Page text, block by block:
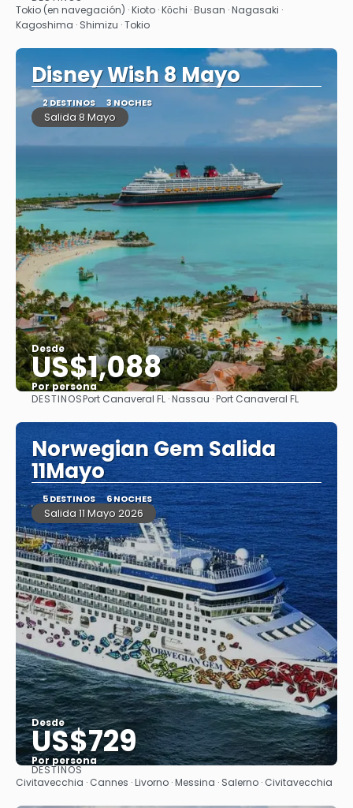
Ver
Tokio (en navegación) · Kioto · Kōchi · Busan · Nagasaki ·
Kagoshima · Shimizu · Tokio
Disney Wish 8 Mayo
2 DESTINOS 3 NOCHES
Salida 8 Mayo
Desde
US$1,088
Por persona
Ver
DESTINOSPort Canaveral FL · Nassau · Port Canaveral FL
Norwegian Gem Salida
11Mayo
5 DESTINOS 6 NOCHES
Salida 11 Mayo 2026
Desde
US$729
Por persona
Ver
DESTINOS
Civitavecchia · Cannes · Livorno · Messina · Salerno · Civitavecchia